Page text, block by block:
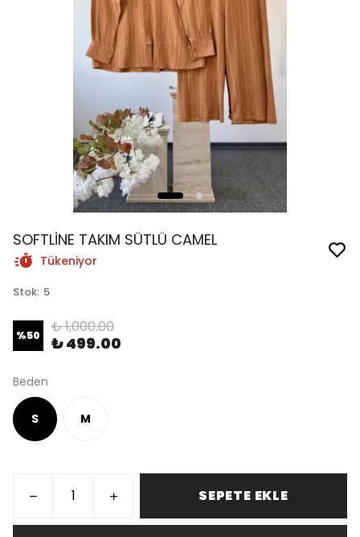
SOFTLİNE TAKIM SÜTLÜ CAMEL
Tükeniyor
Stok: 5
%50 ₺ 1,000.00
₺ 499.00
Beden
S M
SEPETE EKLE